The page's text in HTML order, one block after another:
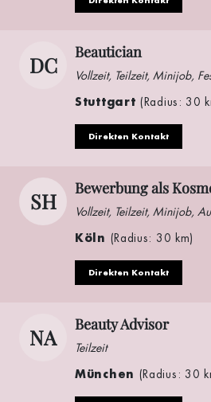
DC
Beautician
Vollzeit, Teilzeit, Minijob,
Stuttgart (Radius: 30
Direkten Kontakt
SH
Bewerbung als
Vollzeit, Teilzeit, Minijob,
Köln (Radius: 30 km)
Direkten Kontakt
NA
Beauty Advisor
Teilzeit
München (Radius: 30